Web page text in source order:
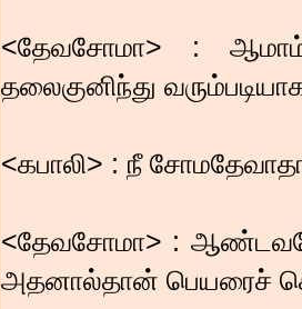
<தேவசோமா> :
தலைகுனிந்து
<கபாலி> : நீ
<தேவசோமா> :
அதனால்தான் பெயரைச்